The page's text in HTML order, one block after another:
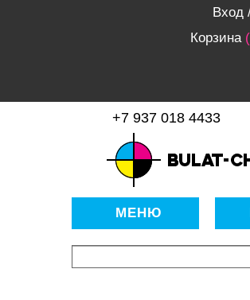
Вход
Корзина
материалы для
множительной техники
+7 937 018 4433
МЕНЮ